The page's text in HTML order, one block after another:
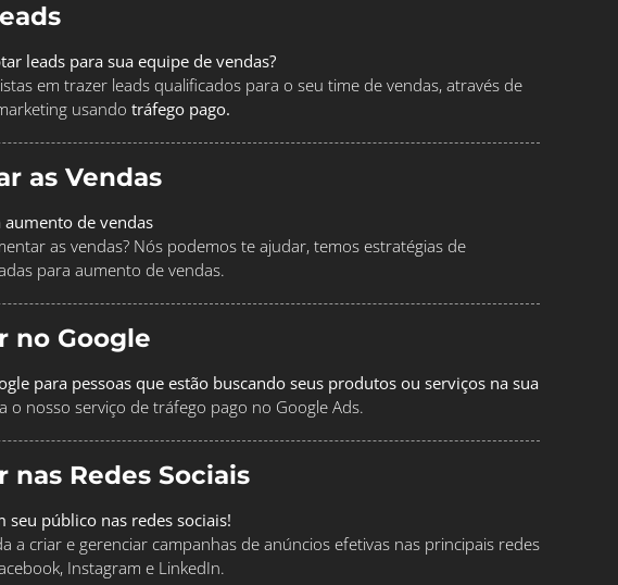
leads para sua equipe de vendas?
em trazer leads qualificados para o seu time de vendas, através de
usando tráfego pago.
as Vendas
de vendas
as vendas? Nós podemos te ajudar, temos estratégias de
para aumento de vendas.
no Google
para pessoas que estão buscando seus produtos ou serviços na sua
o nosso serviço de tráfego pago no Google Ads.
nas Redes Sociais
seu público nas redes sociais!
a criar e gerenciar campanhas de anúncios efetivas nas principais redes
Instagram e LinkedIn.